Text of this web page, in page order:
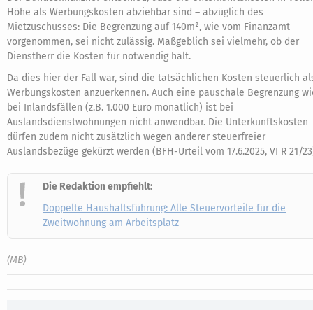
Höhe als Werbungskosten abziehbar sind – abzüglich des
Mietzuschusses: Die Begrenzung auf 140m², wie vom Finanzamt
vorgenommen, sei nicht zulässig. Maßgeblich sei vielmehr, ob der
Dienstherr die Kosten für notwendig hält.
Da dies hier der Fall war, sind die tatsächlichen Kosten steuerlich
Werbungskosten anzuerkennen. Auch eine pauschale Begrenzung
bei Inlandsfällen (z.B. 1.000 Euro monatlich) ist bei
Auslandsdienstwohnungen nicht anwendbar. Die Unterkunftskosten
dürfen zudem nicht zusätzlich wegen anderer steuerfreier
Auslandsbezüge gekürzt werden (BFH-Urteil vom 17.6.2025, VI R 21/
Die Redaktion empfiehlt:
Doppelte Haushaltsführung: Alle Steuervorteile für die
Zweitwohnung am Arbeitsplatz
(MB)